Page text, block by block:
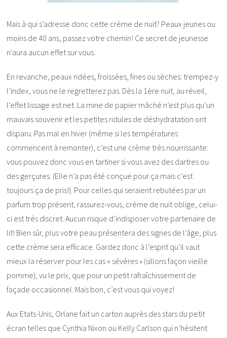
Mais à qui s’adresse donc cette crème de nuit? Peaux jeunes ou
moins de 40 ans, passez votre chemin! Ce secret de jeunesse
n’aura aucun effet sur vous.
En revanche, peaux ridées, froissées, fines ou sèches: trempez-y
l’index, vous ne le regretterez pas. Dès la 1ère nuit, au réveil,
l’effet lissage est net. La mine de papier mâché n’est plus qu’un
mauvais souvenir et les petites ridules de déshydratation ont
disparu. Pas mal en hiver (même si les températures
commencent à remonter), c’est une crème très nourrissante:
vous pouvez donc vous en tartiner si vous avez des dartres ou
des gerçures. (Elle n’a pas été conçue pour ça mais c’est
toujours ça de pris!). Pour celles qui seraient rebutées par un
parfum trop présent, rassurez-vous, crème de nuit oblige, celui-
ci est très discret. Aucun risque d’indisposer votre partenaire de
lit! Bien sûr, plus votre peau présentera des signes de l’âge, plus
cette crème sera efficace. Gardez donc à l’esprit qu’il vaut
mieux la réserver pour les cas « sévères » (sillons façon vieille
pomme), vu le prix, que pour un petit rafraîchissement de
façade occasionnel. Mais bon, c’est vous qui voyez!
Aux Etats-Unis, Orlane fait un carton auprès des stars du petit
écran telles que Cynthia Nixon ou Kelly Carlson qui n’hésitent